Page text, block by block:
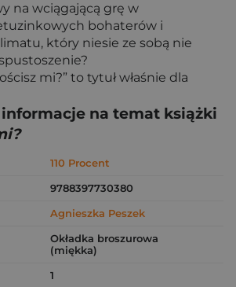
na wciągającą grę w
bohaterów i
który niesie ze sobą nie
mi?” to tytuł właśnie dla
informacje na temat książki
110 Procent
9788397730380
Agnieszka Peszek
Okładka broszurowa
(miękka)
1